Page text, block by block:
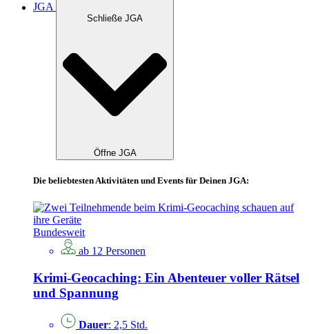
JGA
Schließe JGA
Öffne JGA
Die beliebtesten Aktivitäten und Events für Deinen JGA:
Bundesweit
ab 12 Personen
Krimi-Geocaching: Ein Abenteuer voller Rätsel
und Spannung
Dauer: 2,5 Std.